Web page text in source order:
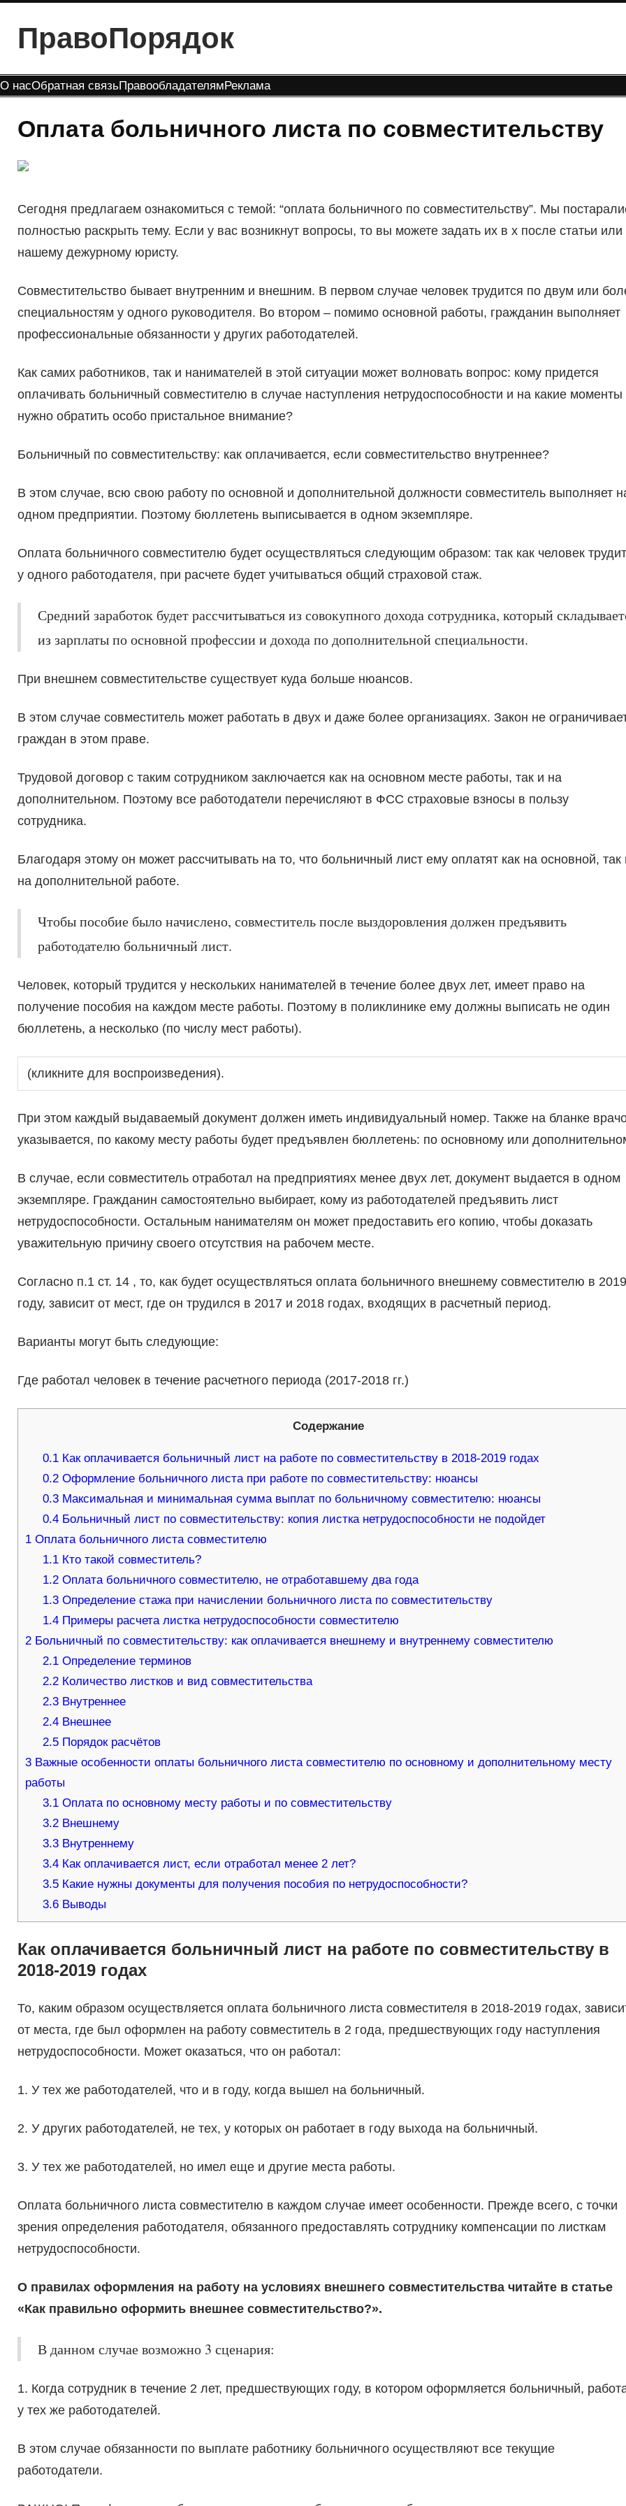
содержимому
ПравоПорядок
О насОбратная связьПравообладателямРеклама
Оплата больничного листа по совместительству
Сегодня предлагаем ознакомиться с темой: “оплата больничного по совместительству”. Мы
полностью раскрыть тему. Если у вас возникнут вопросы, то вы можете задать их в х после статьи или
нашему дежурному юристу.
Совместительство бывает внутренним и внешним. В первом случае человек трудится по двум или
специальностям у одного руководителя. Во втором – помимо основной работы, гражданин выполняет
профессиональные обязанности у других работодателей.
Как самих работников, так и нанимателей в этой ситуации может волновать вопрос: кому придется
оплачивать больничный совместителю в случае наступления нетрудоспособности и на какие моменты
нужно обратить особо пристальное внимание?
Больничный по совместительству: как оплачивается, если совместительство внутреннее?
В этом случае, всю свою работу по основной и дополнительной должности совместитель выполняет
одном предприятии. Поэтому бюллетень выписывается в одном экземпляре.
Оплата больничного совместителю будет осуществляться следующим образом: так как человек
у одного работодателя, при расчете будет учитываться общий страховой стаж.
Средний заработок будет рассчитываться из совокупного дохода сотрудника, который
из зарплаты по основной профессии и дохода по дополнительной специальности.
При внешнем совместительстве существует куда больше нюансов.
В этом случае совместитель может работать в двух и даже более организациях. Закон не
граждан в этом праве.
Трудовой договор с таким сотрудником заключается как на основном месте работы, так и на
дополнительном. Поэтому все работодатели перечисляют в ФСС страховые взносы в пользу
сотрудника.
Благодаря этому он может рассчитывать на то, что больничный лист ему оплатят как на основной, так
на дополнительной работе.
Чтобы пособие было начислено, совместитель после выздоровления должен предъявить
работодателю больничный лист.
Человек, который трудится у нескольких нанимателей в течение более двух лет, имеет право на
получение пособия на каждом месте работы. Поэтому в поликлинике ему должны выписать не один
бюллетень, а несколько (по числу мест работы).
(кликните для воспроизведения).
При этом каждый выдаваемый документ должен иметь индивидуальный номер. Также на бланке
указывается, по какому месту работы будет предъявлен бюллетень: по основному или
В случае, если совместитель отработал на предприятиях менее двух лет, документ выдается в одном
экземпляре. Гражданин самостоятельно выбирает, кому из работодателей предъявить лист
нетрудоспособности. Остальным нанимателям он может предоставить его копию, чтобы доказать
уважительную причину своего отсутствия на рабочем месте.
Согласно п.1 ст. 14 , то, как будет осуществляться оплата больничного внешнему совместителю в 2019
году, зависит от мест, где он трудился в 2017 и 2018 годах, входящих в расчетный период.
Варианты могут быть следующие:
Где работал человек в течение расчетного периода (2017-2018 гг.)
Содержание
0.1 Как оплачивается больничный лист на работе по совместительству в 2018-2019 годах
0.2 Оформление больничного листа при работе по совместительству: нюансы
0.3 Максимальная и минимальная сумма выплат по больничному совместителю: нюансы
0.4 Больничный лист по совместительству: копия листка нетрудоспособности не подойдет
1Оплата больничного листа совместителю
1.1 Кто такой совместитель?
1.2 Оплата больничного совместителю, не отработавшему два года
1.3 Определение стажа при начислении больничного листа по совместительству
1.4 Примеры расчета листка нетрудоспособности совместителю
2Больничный по совместительству: как оплачивается внешнему и внутреннему совместителю
2.1 Определение терминов
2.2 Количество листков и вид совместительства
2.3 Внутреннее
2.4 Внешнее
2.5 Порядок расчётов
3Важные особенности оплаты больничного листа совместителю по основному и дополнительному месту
работы
3.1 Оплата по основному месту работы и по совместительству
3.2 Внешнему
3.3 Внутреннему
3.4 Как оплачивается лист, если отработал менее 2 лет?
3.5 Какие нужны документы для получения пособия по нетрудоспособности?
3.6 Выводы
Как оплачивается больничный лист на работе по совместительству в
2018-2019 годах
То, каким образом осуществляется оплата больничного листа совместителя в 2018-2019 годах,
от места, где был оформлен на работу совместитель в 2 года, предшествующих году наступления
нетрудоспособности. Может оказаться, что он работал:
1. У тех же работодателей, что и в году, когда вышел на больничный.
2. У других работодателей, не тех, у которых он работает в году выхода на больничный.
3. У тех же работодателей, но имел еще и другие места работы.
Оплата больничного листа совместителю в каждом случае имеет особенности. Прежде всего, с точки
зрения определения работодателя, обязанного предоставлять сотруднику компенсации по листкам
нетрудоспособности.
О правилах оформления на работу на условиях внешнего совместительства читайте в статье
«Как правильно оформить внешнее совместительство?».
В данном случае возможно 3 сценария:
1. Когда сотрудник в течение 2 лет, предшествующих году, в котором оформляется больничный,
у тех же работодателей.
В этом случае обязанности по выплате работнику больничного осуществляют все текущие
работодатели.